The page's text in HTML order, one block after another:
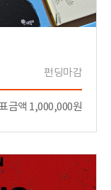
펀딩마감
금액 1,000,000원